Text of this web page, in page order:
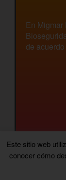
En Migmar
de
Este sitio web
conocer cómo